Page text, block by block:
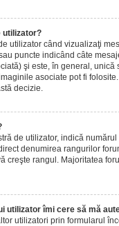
utilizator?
utilizator când vizualizaţi
puncte indicând câte
şi este, în general,
asociate pot fi
decizie.
de utilizator, indică
denumirea rangurilor
creşte rangul. Majoritatea
utilizator îmi cere să mă
utilizatori prin formularul